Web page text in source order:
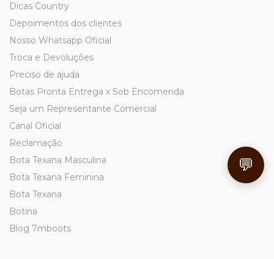
Dicas Country
Depoimentos dos clientes
Nosso Whatsapp Oficial
Troca e Devoluções
Preciso de ajuda
Botas Pronta Entrega x Sob Encomenda
Seja um Representante Comercial
Canal Oficial
Reclamação
Bota Texana Masculina
Bota Texana Feminina
Bota Texana
Botina
Blog 7mboots
💬